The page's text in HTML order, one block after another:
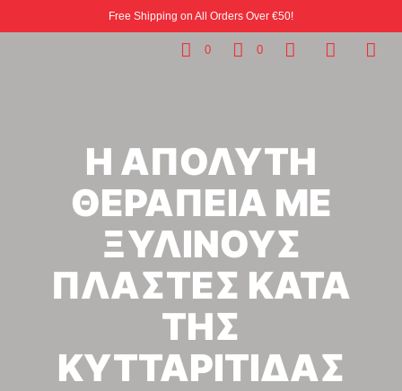
Free Shipping on All Orders Over €50!
0 0
Η ΑΠΟΛΥΤΗ
ΘΕΡΑΠΕΙΑ ΜΕ
ΞΥΛΙΝΟΥΣ
ΠΛΑΣΤΕΣ ΚΑΤΑ
ΤΗΣ
ΚΥΤΤΑΡΙΤΙΔΑΣ